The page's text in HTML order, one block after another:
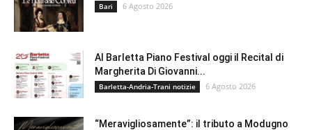
Bari 6 Agosto 2026
Al Barletta Piano Festival oggi il Recital di
Margherita Di Giovanni...
Barletta-Andria-Trani notizie 6 Agosto 2026
“Meravigliosamente”: il tributo a Modugno